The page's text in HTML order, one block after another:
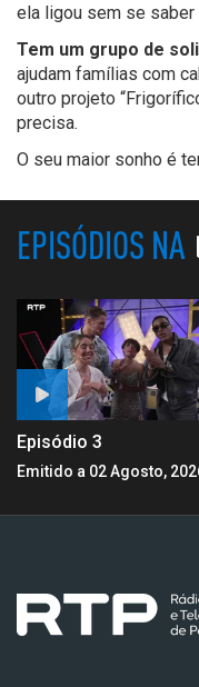
ela ligou sem se saber
Tem um grupo de
ajudam famílias com
outro projeto “
precisa.
O seu maior sonho é
EPISÓDIOS NA
Episódio 3
Emitido a 02 Agosto,